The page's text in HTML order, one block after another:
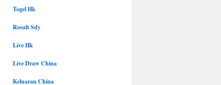
Togel Hk
Result Sdy
Live Hk
Live Draw China
Keluaran China